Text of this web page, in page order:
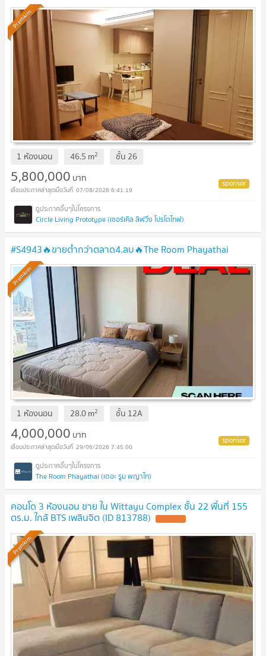
Premium
1 ห้องนอน 46.5 m2 ชั้น 26
5,800,000 บาท
07/08/2026 6:41:19
Circle Living Prototype (เซอร์เคิล ลิฟวิ่ง โปรโตไทพ์)
#S4943🔥ขายต่ำกว่าตลาด4.ลบ🔥The Room Phayathai
Premium
1 ห้องนอน 28.0m2 ชั้น 12A
4,000,000 บาท
29/06/2026 7:45:00
The Room Phayathai (เดอะ รูม พญาไท)
คอนโด 3 ห้องนอน ขาย ใน Wittayu Complex ชั้น 22 พื้นที่ 155
ตร.ม. ใกล้ BTS เพลินจิต (ID 813788)
Premium